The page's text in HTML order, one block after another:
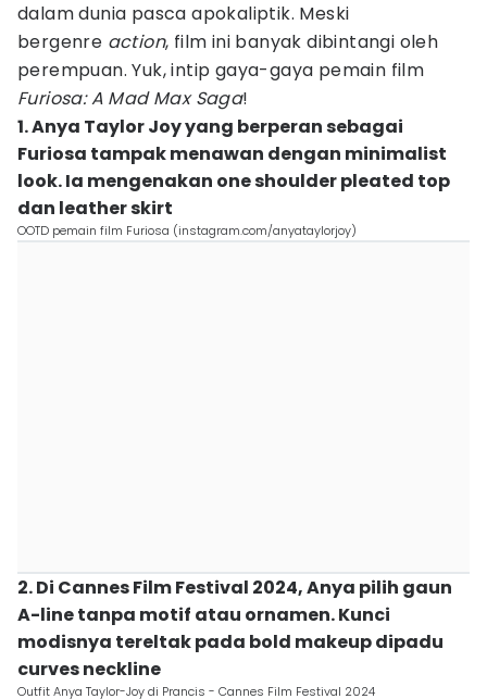
dalam dunia pasca apokaliptik. Meski
bergenre action, film ini banyak dibintangi oleh
perempuan. Yuk, intip gaya-gaya pemain film
Furiosa: A Mad Max Saga!
1. Anya Taylor Joy yang berperan sebagai
Furiosa tampak menawan dengan minimalist
look. Ia mengenakan one shoulder pleated top
dan leather skirt
OOTD pemain film Furiosa (instagram.com/anyataylorjoy)
2. Di Cannes Film Festival 2024, Anya pilih gaun
A-line tanpa motif atau ornamen. Kunci
modisnya tereltak pada bold makeup dipadu
curves neckline
Outfit Anya Taylor-Joy di Prancis - Cannes Film Festival 2024